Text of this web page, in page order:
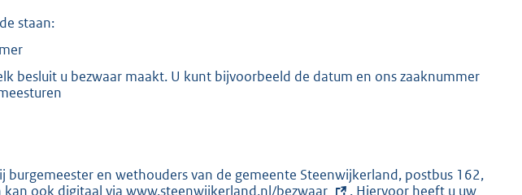
staan:
besluit u bezwaar maakt. U kunt bijvoorbeeld de datum en ons zaaknummer
en wethouders van de gemeente Steenwijkerland, postbus 162,
kan ook digitaal via E
www.steenwijkerland.nl/bezwaar
. Hiervoor heeft u uw